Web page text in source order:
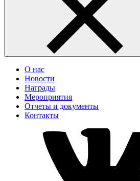
О нас
Новости
Награды
Мероприятия
Отчеты и документы
Контакты